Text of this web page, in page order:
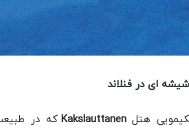
ای در فنلاند
هتلKakslauttanen که در